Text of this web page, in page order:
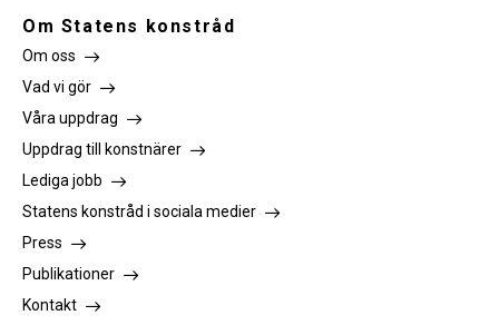
Om Statens konstråd
Om oss
Vad vi gör
Våra uppdrag
Uppdrag till konstnärer
Lediga jobb
Statens konstråd i sociala medier
Press
Publikationer
Kontakt